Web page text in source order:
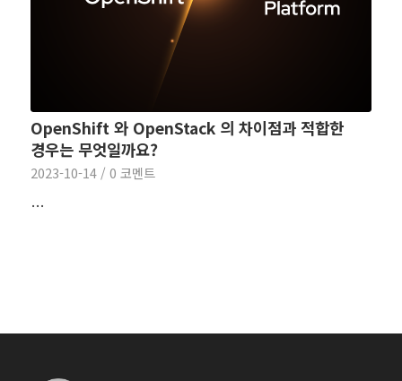
OpenShift 와 OpenStack 의 차이점과 적합한
경우는 무엇일까요?
2023-10-14 / 0 코멘트
…